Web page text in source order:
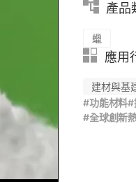
產品
蠟
應用
建材與基
#功能材料#
#全球創新